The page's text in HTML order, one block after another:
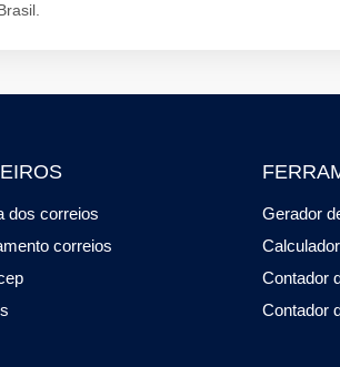
dos correios
correios
Gerador
Contador
Contador